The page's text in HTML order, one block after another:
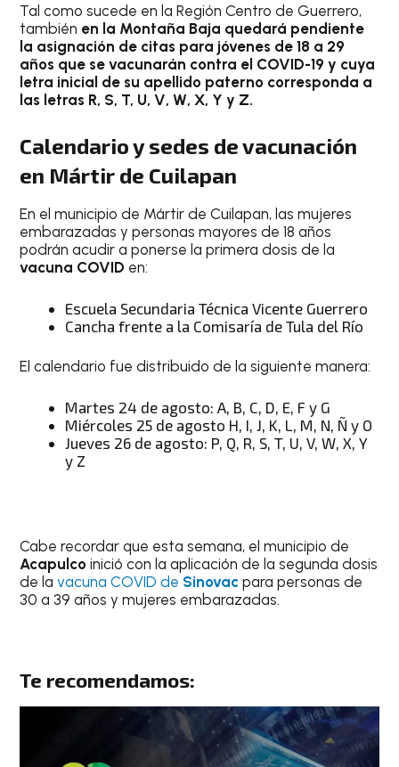
Tal como sucede en la Región Centro de Guerrero,
también en la Montaña Baja quedará pendiente
la asignación de citas para jóvenes de 18 a 29
años que se vacunarán contra el COVID-19 y cuya
letra inicial de su apellido paterno corresponda a
las letras R, S, T, U, V, W, X, Y y Z.
Calendario y sedes de vacunación
en Mártir de Cuilapan
En el municipio de Mártir de Cuilapan, las mujeres
embarazadas y personas mayores de 18 años
podrán acudir a ponerse la primera dosis de la
vacuna COVID en:
Escuela Secundaria Técnica Vicente Guerrero
Cancha frente a la Comisaría de Tula del Río
El calendario fue distribuido de la siguiente manera:
Martes 24 de agosto: A, B, C, D, E, F y G
Miércoles 25 de agosto H, I, J, K, L, M, N, Ñ y O
Jueves 26 de agosto: P, Q, R, S, T, U, V, W, X, Y
y Z
Cabe recordar que esta semana, el municipio de
Acapulco inició con la aplicación de la segunda dosis
de lavacuna COVID de Sinovac para personas de
30 a 39 años y mujeres embarazadas.
Te recomendamos: